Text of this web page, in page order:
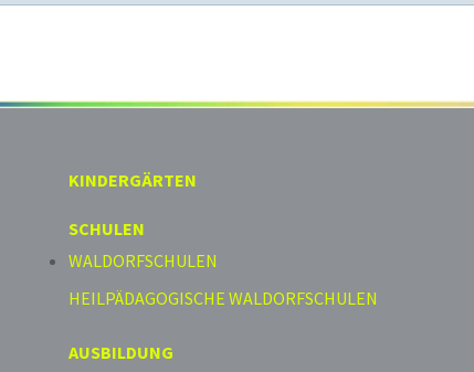
KINDERGÄRTEN
SCHULEN
WALDORFSCHULEN
HEILPÄDAGOGISCHE WALDORFSCHULEN
AUSBILDUNG